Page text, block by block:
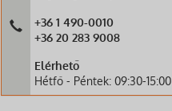
+36 1 490-0010
+36 20 283 9008
Elérhető
Hétfő - Péntek: 09:30-15:00